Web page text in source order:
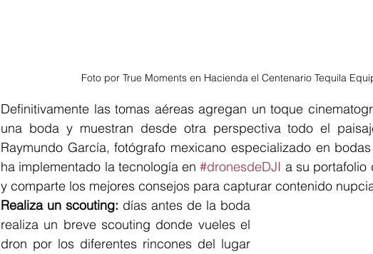
Foto por True Moments en Hacienda el Centenario Tequila
Definitivamente las tomas aéreas agregan un toque
una boda y muestran desde otra perspectiva todo el
Raymundo García, fotógrafo mexicano especializado en
ha implementado la tecnología en #dronesdeDJI a su portafolio
y comparte los mejores consejos para capturar contenido
Realiza un scouting: días antes de la boda
realiza un breve scouting donde vueles el
dron por los diferentes rincones del lugar